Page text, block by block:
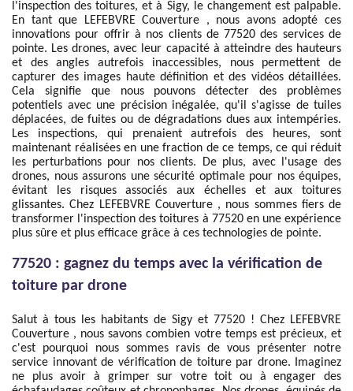
l'inspection des toitures, et à Sigy, le changement est palpable.
En tant que LEFEBVRE Couverture , nous avons adopté ces
innovations pour offrir à nos clients de 77520 des services de
pointe. Les drones, avec leur capacité à atteindre des hauteurs
et des angles autrefois inaccessibles, nous permettent de
capturer des images haute définition et des vidéos détaillées.
Cela signifie que nous pouvons détecter des problèmes
potentiels avec une précision inégalée, qu'il s'agisse de tuiles
déplacées, de fuites ou de dégradations dues aux intempéries.
Les inspections, qui prenaient autrefois des heures, sont
maintenant réalisées en une fraction de ce temps, ce qui réduit
les perturbations pour nos clients. De plus, avec l'usage des
drones, nous assurons une sécurité optimale pour nos équipes,
évitant les risques associés aux échelles et aux toitures
glissantes. Chez LEFEBVRE Couverture , nous sommes fiers de
transformer l'inspection des toitures à 77520 en une expérience
plus sûre et plus efficace grâce à ces technologies de pointe.
77520 : gagnez du temps avec la vérification de
toiture par drone
Salut à tous les habitants de Sigy et 77520 ! Chez LEFEBVRE
Couverture , nous savons combien votre temps est précieux, et
c'est pourquoi nous sommes ravis de vous présenter notre
service innovant de vérification de toiture par drone. Imaginez
ne plus avoir à grimper sur votre toit ou à engager des